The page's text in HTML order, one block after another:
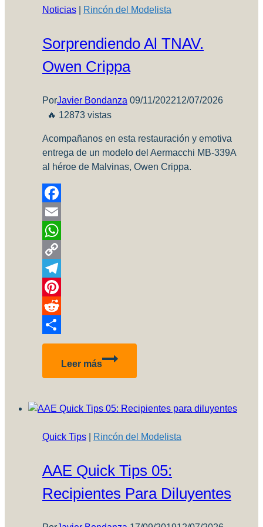
10%
Noticias Rincón del Modelista
Sorprendiendo Al TNAV.
Owen Crippa
PorJavier Bondanza 09/11/202212/07/2026
🔥 12873 vistas
Acompañanos en esta restauración y emotiva
entrega de un modelo del Aermacchi MB-339A
al héroe de Malvinas, Owen Crippa.
Facebook
Email
WhatsApp
Copy
Link
Telegram
Pinterest
Reddit
Compartir
Leer más
Sorprendiendo
Crippa
Quick Tips Rincón del Modelista
AAE Quick Tips 05:
Recipientes Para Diluyentes